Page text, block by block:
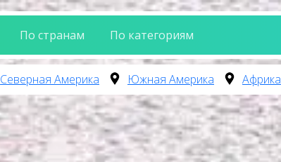
По странам По категориям
Северная Америка Южная Америка Африка